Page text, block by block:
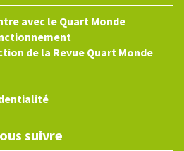
avec le Quart Monde
de la Revue Quart Monde
suivre